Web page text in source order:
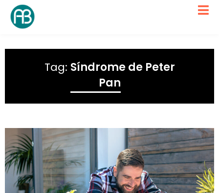
Tag: Síndrome de Peter
Pan